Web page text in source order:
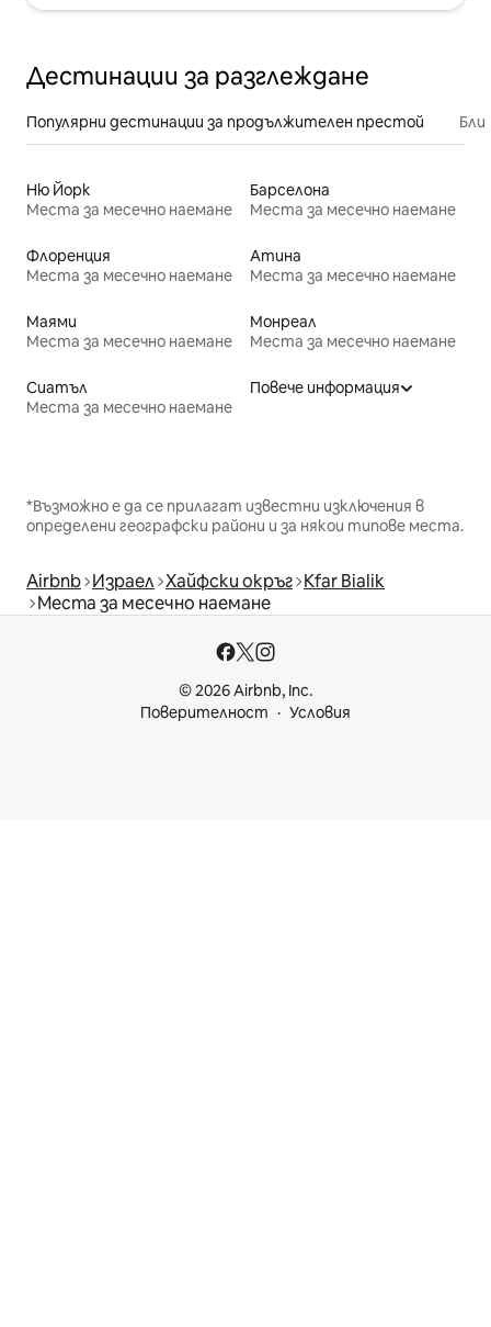
Дестинации за разглеждане
Популярни дестинации за продължителен престой
Ню Йорк
Места за месечно наемане
Барселона
Места за месечно наемане
Флоренция
Места за месечно наемане
Атина
Места за месечно наемане
Маями
Места за месечно наемане
Монреал
Места за месечно наемане
Сиатъл
Места за месечно наемане
Повече информация
*Възможно е да се прилагат известни изключения в
определени географски райони и за някои типове места.
Airbnb Израел Хайфски окръг Kfar Bialik
Места за месечно наемане
© 2026 Airbnb, Inc.
Поверителност
Условия